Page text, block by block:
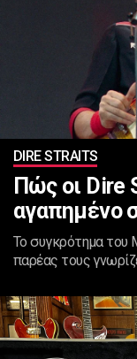
DIRE STRAITS
Πώς οι Dire
αγαπημένο
Το συγκρότημα του
παρέας τους